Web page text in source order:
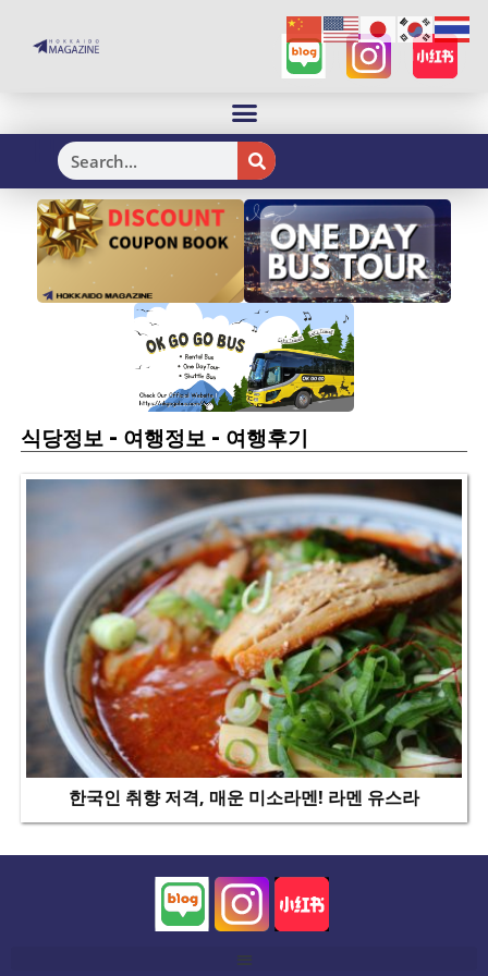
H
식당정보- 여행정보- 여행후기
한국인 취향 저격, 매운 미소라멘! 라멘 유스라